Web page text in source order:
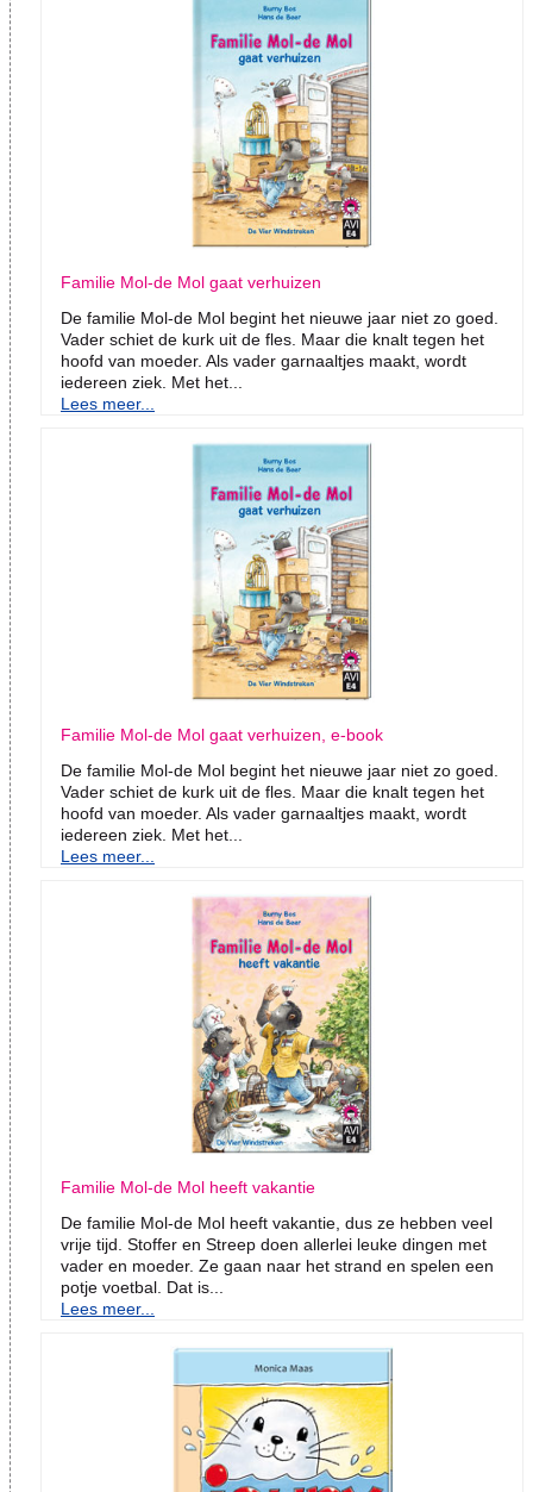
Familie Mol-de Mol gaat verhuizen
De familie Mol-de Mol begint het nieuwe jaar niet zo goed.
Vader schiet de kurk uit de fles. Maar die knalt tegen het
hoofd van moeder. Als vader garnaaltjes maakt, wordt
iedereen ziek. Met het...
Lees meer...
Familie Mol-de Mol gaat verhuizen, e-book
De familie Mol-de Mol begint het nieuwe jaar niet zo goed.
Vader schiet de kurk uit de fles. Maar die knalt tegen het
hoofd van moeder. Als vader garnaaltjes maakt, wordt
iedereen ziek. Met het...
Lees meer...
Familie Mol-de Mol heeft vakantie
De familie Mol-de Mol heeft vakantie, dus ze hebben veel
vrije tijd. Stoffer en Streep doen allerlei leuke dingen met
vader en moeder. Ze gaan naar het strand en spelen een
potje voetbal. Dat is...
Lees meer...